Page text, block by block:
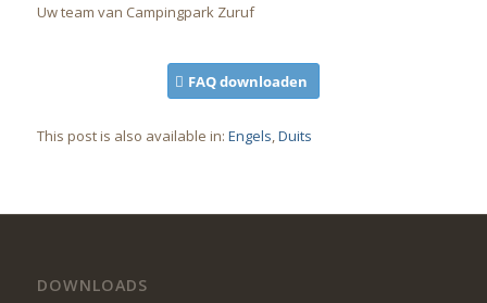
Uw team van Campingpark Zuruf
FAQ downloaden
This post is also available in: Engels Duits
DOWNLOADS